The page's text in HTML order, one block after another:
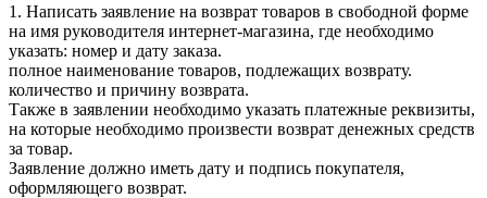
1. Написать заявление на возврат товаров в свободной форме
на имя руководителя интернет-магазина, где необходимо
указать: номер и дату заказа.
полное наименование товаров, подлежащих возврату.
количество и причину возврата.
Также в заявлении необходимо указать платежные реквизиты,
на которые необходимо произвести возврат денежных средств
за товар.
Заявление должно иметь дату и подпись покупателя,
оформляющего возврат.